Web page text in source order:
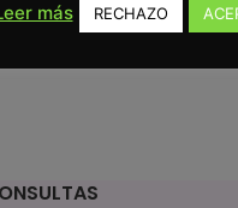
más RECHAZO